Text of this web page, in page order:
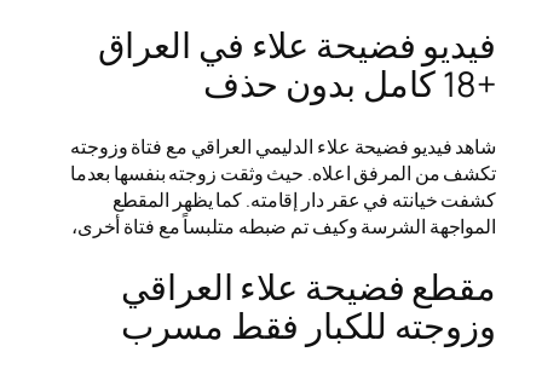
فيديو فضيحة علاء في العراق
+18 كامل بدون حذف
شاهد فيديو فضيحة علاء الدليمي العراقي مع فتاة وزوجته
تكشف من المرفق اعلاه. حيث وثقت زوجته بنفسها بعدما
كشفت خيانته في عقر دار إقامته. كما يظهر المقطع
المواجهة الشرسة وكيف تم ضبطه متلبساً مع فتاة أخرى،
مقطع فضيحة علاء العراقي
وزوجته للكبار فقط مسرب